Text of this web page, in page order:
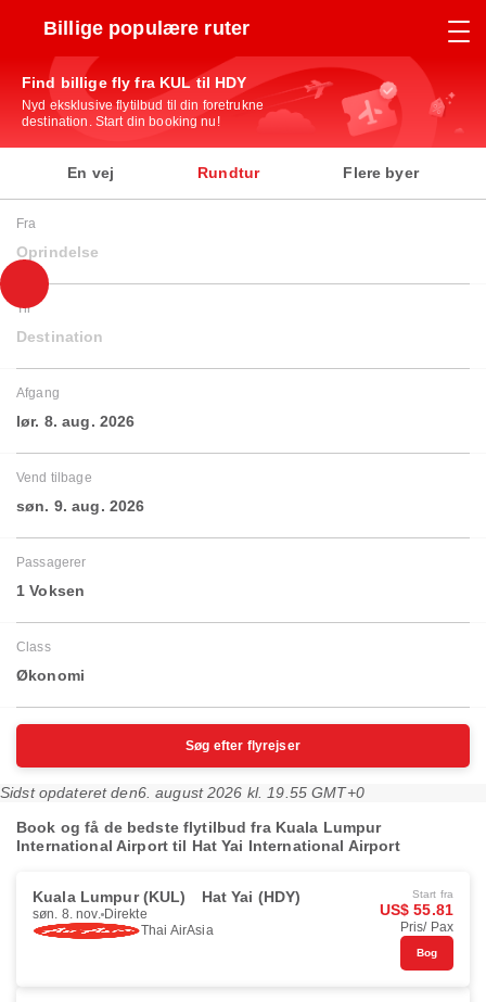
Billige populære ruter
Find billige fly fra KUL til HDY
Nyd eksklusive flytilbud til din foretrukne
destination. Start din booking nu!
En vej Rundtur Flere byer
Fra
Oprindelse
Til
Destination
Afgang
lør. 8. aug. 2026
Vend tilbage
søn. 9. aug. 2026
Passagerer
1 Voksen
Class
Økonomi
Søg efter flyrejser
Sidst opdateret den6. august 2026 kl. 19.55 GMT+0
Book og få de bedste flytilbud fra Kuala Lumpur
International Airport til Hat Yai International Airport
Kuala Lumpur (KUL) Hat Yai (HDY)
søn. 8. nov. Direkte
Thai AirAsia
Start fra
US$ 55.81
Pris/ Pax
Bog